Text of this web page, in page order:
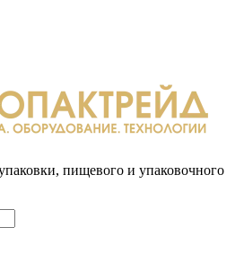
пищевого и упаковочного